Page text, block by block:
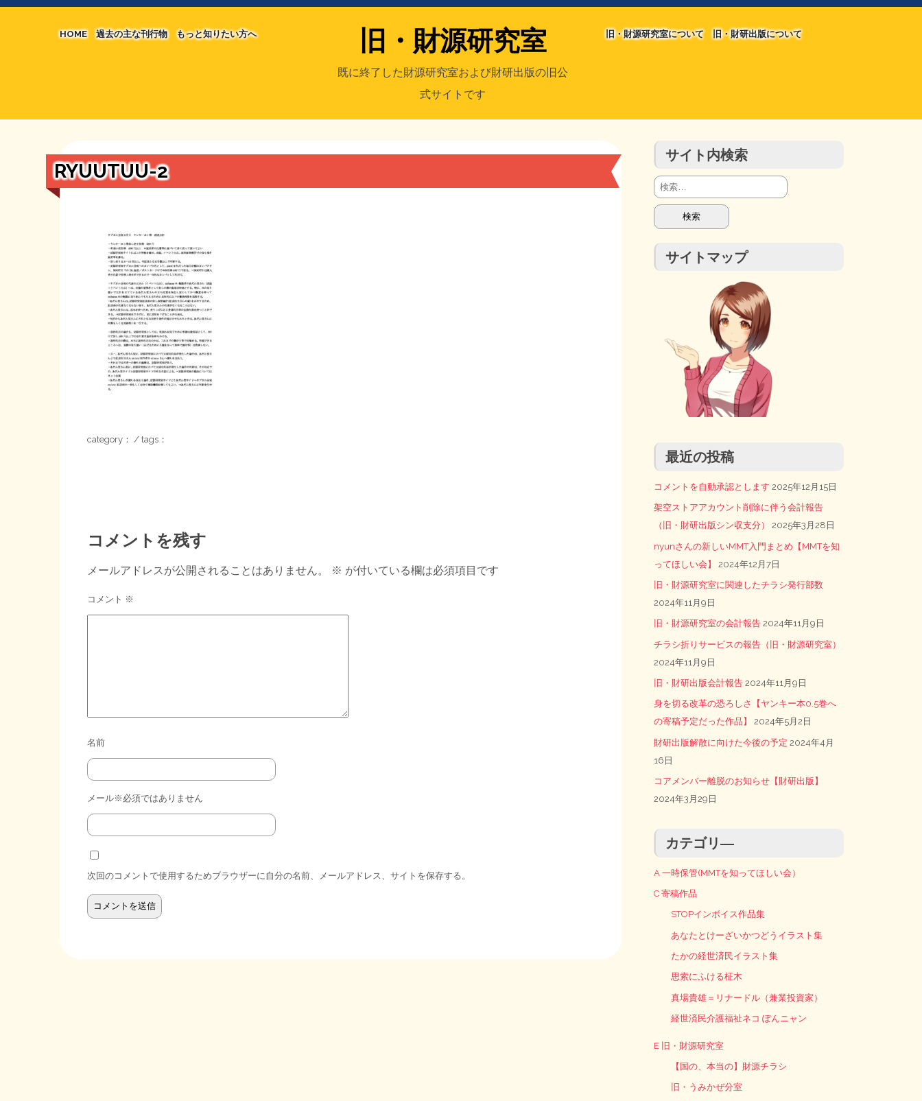
HOME 過去の主な刊行物 もっと知りたい方へ 旧・財源研究室
既に終了した財源研究室および財研出版の旧公
式サイトです
旧・財源研究室について 旧・財研出版について
RYUUTUU-2
category： / tags：
コメントを残す
メールアドレスが公開されることはありません。 ※ が付いている欄は必須項目です
コメント ※
名前
メール※必須ではありません
次回のコメントで使用するためブラウザーに自分の名前、メールアドレス、サイトを保存する。
サイト内検索
検
索:
サイトマップ
最近の投稿
コメントを自動承認とします 2025年12月15日
架空ストアアカウント削除に伴う会計報告
（旧・財研出版シン収支分）
2025年3月28日
nyunさんの新しいMMT入門まとめ【MMTを知
ってほしい会】
2024年12月7日
旧・財源研究室に関連したチラシ発行部数
2024年11月9日
旧・財源研究室の会計報告 2024年11月9日
チラシ折りサービスの報告（旧・財源研究室）
2024年11月9日
旧・財研出版会計報告 2024年11月9日
身を切る改革の恐ろしさ【ヤンキー本0.5巻へ
の寄稿予定だった作品】
2024年5月2日
財研出版解散に向けた今後の予定 2024年4月
16日
コアメンバー離脱のお知らせ【財研出版】
2024年3月29日
カテゴリ―
A 一時保管(MMTを知ってほしい会）
C 寄稿作品
STOPインボイス作品集
あなたとけーざいかつどうイラスト集
たかの経世済民イラスト集
思索にふける柾木
真場貴雄＝リナードル（兼業投資家）
経世済民介護福祉ネコ ぽんニャン
E 旧・財源研究室
【国の、本当の】財源チラシ
旧・うみかぜ分室